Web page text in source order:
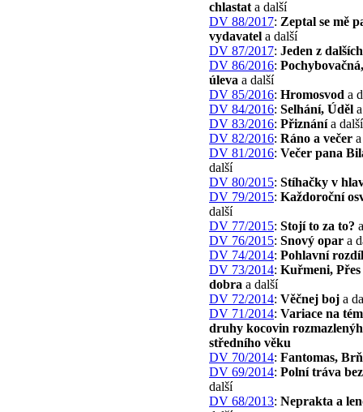
chlastat a další
DV 88/2017: Zeptal se mě
vydavatel a další
DV 87/2017: Jeden z dalších
DV 86/2016:
úleva a další
DV 85/2016: Hromosvod a
DV 84/2016: Selhání, Úděl
DV 83/2016: Přiznánía další
DV 82/2016: Ráno a večer
DV 81/2016: Večer pana
další
DV 80/2015: Stíhačky v
DV 79/2015: Každoroční
další
DV 77/2015: Stojí to za to?
DV 76/2015: Snový opar a
DV 74/2014: Pohlavní
DV 73/2014: Kuřmeni,
dobra a další
DV 72/2014: Věčnej boj a
DV 71/2014: Variace na
druhy kocovin
středního věku
DV 70/2014: Fantomas,
DV 69/2014: Polní tráva
další
DV 68/2013: Neprakta a